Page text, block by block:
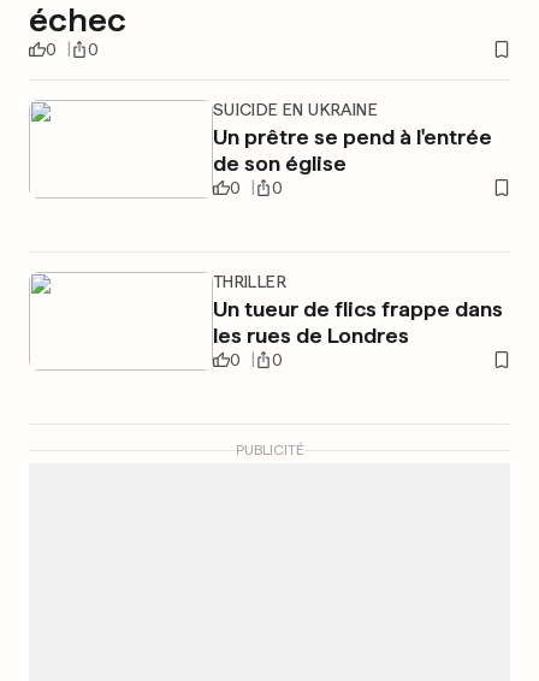
échec
0 0
SUICIDE EN UKRAINE
Un prêtre se pend à l'entrée
de son église
0 0
THRILLER
Un tueur de flics frappe dans
les rues de Londres
0 0
PUBLICITÉ